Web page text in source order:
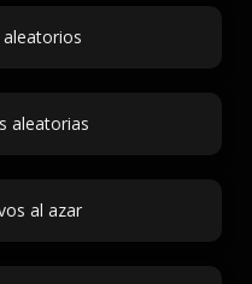
aleatorias
al azar